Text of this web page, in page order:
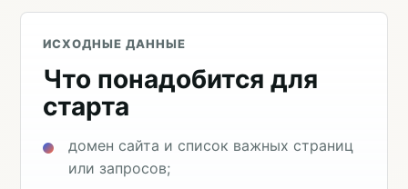
ИСХОДНЫЕ ДАННЫЕ
Что понадобится для
старта
домен сайта и список важных страниц
или запросов;